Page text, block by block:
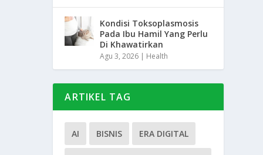
Kondisi Toksoplasmosis
Pada Ibu Hamil Yang Perlu
Di Khawatirkan
Agu 3, 2026 | Health
ARTIKEL TAG
AI BISNIS ERA DIGITAL